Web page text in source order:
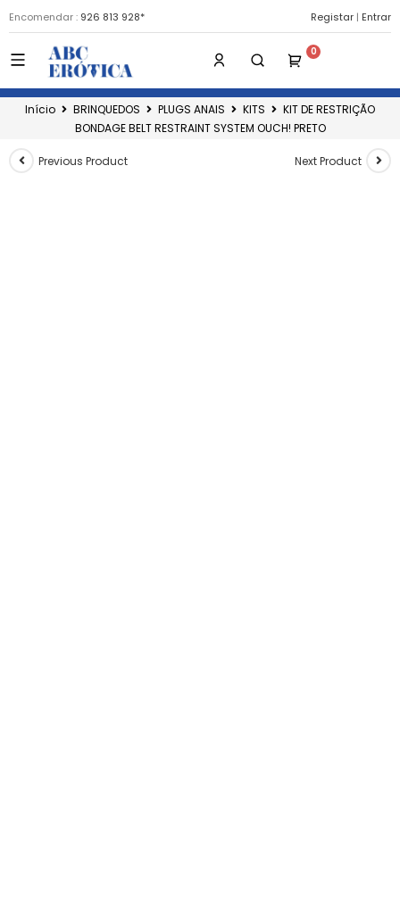
Encomendar : 926 813 928* Registar | Entrar
Início BRINQUEDOS PLUGS ANAIS KITS
KIT DE RESTRIÇÃO
BONDAGE BELT RESTRAINT SYSTEM OUCH! PRETO
Previous Product Next Product